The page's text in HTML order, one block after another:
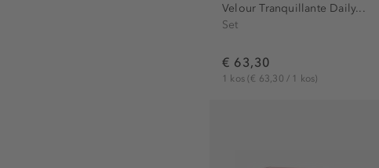
Velour Tranquillante Daily...
Set
€ 63,30
1 kos(€ 63,30 / 1 kos)